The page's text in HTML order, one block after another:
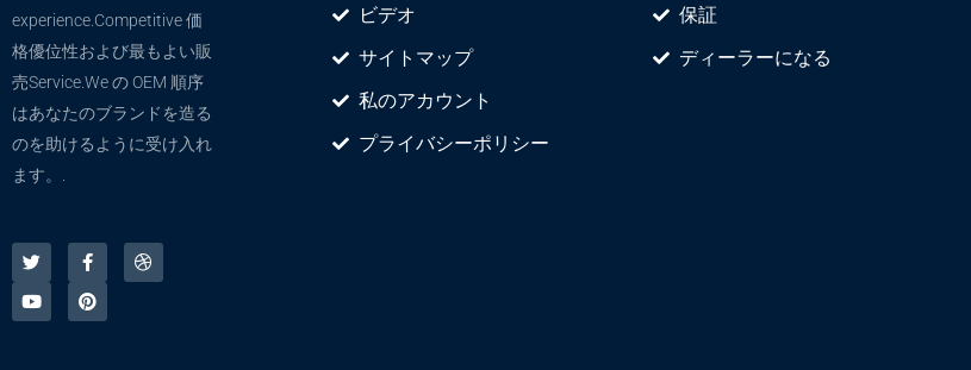
experience.Competitive 価
格優位性および最もよい販
売Service.We の OEM 順序
はあなたのブランドを造る
のを助けるように受け入れ
ます。.
イ
ッ
ー
a
c
b
o
リ
ブ
ル
ー
チ
ー
ブ
ン
タ
ス
ト
ビデオ
サイトマップ
私のアカウント
プライバシーポリシー
保証
ディーラーになる